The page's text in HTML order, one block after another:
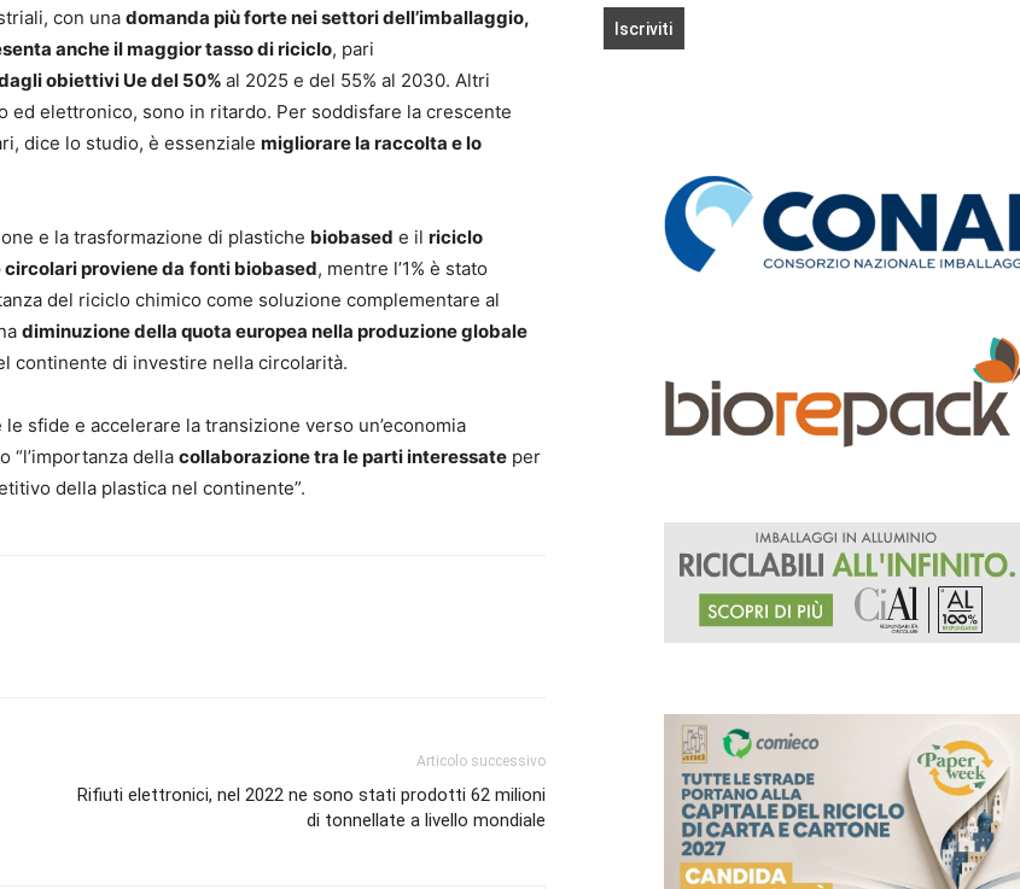
con una domanda più forte nei settori dell’imballaggio,
anche il maggior tasso di riciclo, pari
obiettivi Ue del 50% al 2025 e del 55% al 2030. Altri
elettronico, sono in ritardo. Per soddisfare la crescente
dice lo studio, è essenziale migliorare la raccolta e lo
e la trasformazione di plastiche biobased e il riciclo
circolari proviene da fonti biobased, mentre l’1% è stato
del riciclo chimico come soluzione complementare al
diminuzione della quota europea nella produzione globale
continente di investire nella circolarità.
sfide e accelerare la transizione verso un’economia
“l’importanza della collaborazione tra le parti interessate per
della plastica nel continente”.
Articolo successivo
Rifiuti elettronici, nel 2022 ne sono stati prodotti 62 milioni
di tonnellate a livello mondiale